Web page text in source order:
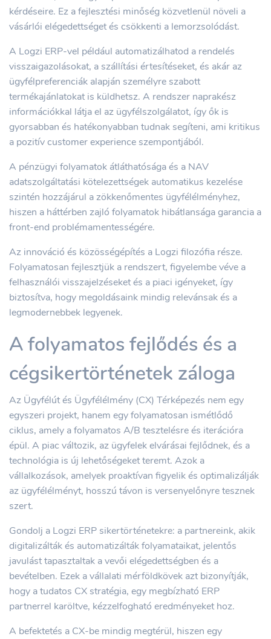
kérdéseire. Ez a fejlesztési minőség közvetlenül növeli a
vásárlói elégedettséget és csökkenti a lemorzsolódást.
A Logzi ERP-vel például automatizálhatod a rendelés
visszaigazolásokat, a szállítási értesítéseket, és akár az
ügyfélpreferenciák alapján személyre szabott
termékajánlatokat is küldhetsz. A rendszer naprakész
információkkal látja el az ügyfélszolgálatot, így ők is
gyorsabban és hatékonyabban tudnak segíteni, ami kritikus
a pozitív customer experience szempontjából.
A pénzügyi folyamatok átláthatósága és a NAV
adatszolgáltatási kötelezettségek automatikus kezelése
szintén hozzájárul a zökkenőmentes ügyfélélményhez,
hiszen a háttérben zajló folyamatok hibátlansága garancia a
front-end problémamentességére.
Az innováció és közösségépítés a Logzi filozófia része.
Folyamatosan fejlesztjük a rendszert, figyelembe véve a
felhasználói visszajelzéseket és a piaci igényeket, így
biztosítva, hogy megoldásaink mindig relevánsak és a
legmodernebbek legyenek.
A folyamatos fejlődés és a
cégsikertörténetek záloga
Az Ügyfélút és Ügyfélélmény (CX) Térképezés nem egy
egyszeri projekt, hanem egy folyamatosan ismétlődő
ciklus, amely a folyamatos A/B tesztelésre és iterációra
épül. A piac változik, az ügyfelek elvárásai fejlődnek, és a
technológia is új lehetőségeket teremt. Azok a
vállalkozások, amelyek proaktívan figyelik és optimalizálják
az ügyfélélményt, hosszú távon is versenyelőnyre tesznek
szert.
Gondolj a Logzi ERP sikertörténetekre: a partnereink, akik
digitalizálták és automatizálták folyamataikat, jelentős
javulást tapasztaltak a vevői elégedettségben és a
bevételben. Ezek a vállalati mérföldkövek azt bizonyítják,
hogy a tudatos CX stratégia, egy megbízható ERP
partnerrel karöltve, kézzelfogható eredményeket hoz.
A befektetés a CX-be mindig megtérül, hiszen egy